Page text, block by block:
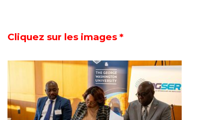
Cliquez sur les images *